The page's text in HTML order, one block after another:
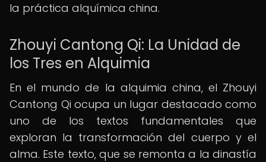
la práctica alquímica china.
Zhouyi Cantong Qi: La Unidad de
los Tres en Alquimia
En el mundo de la alquimia china, el Zhouyi
Cantong Qi ocupa un lugar destacado como
uno de los textos fundamentales que
exploran la transformación del cuerpo y el
alma. Este texto, que se remonta a la dinastía